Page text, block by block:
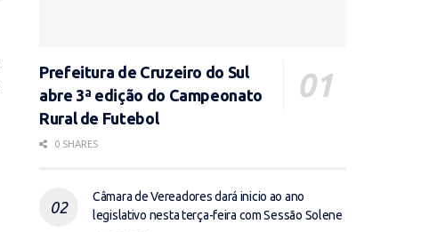
Prefeitura de Cruzeiro do Sul
abre 3ª edição do Campeonato
Rural de Futebol
0 SHARES
Câmara de Vereadores dará inicio ao ano
legislativo nesta terça-feira com Sessão Solene